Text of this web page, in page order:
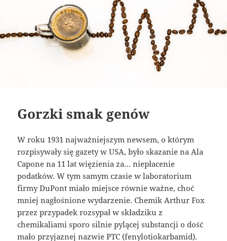
Gorzki smak genów
W roku 1931 najważniejszym newsem, o którym
rozpisywały się gazety w USA, było skazanie na Ala
Capone na 11 lat więzienia za… niepłacenie
podatków. W tym samym czasie w laboratorium
firmy DuPont miało miejsce równie ważne, choć
mniej nagłośnione wydarzenie. Chemik Arthur Fox
przez przypadek rozsypał w składziku z
chemikaliami sporo silnie pylącej substancji o dość
mało przyjaznej nazwie PTC (fenylotiokarbamid).